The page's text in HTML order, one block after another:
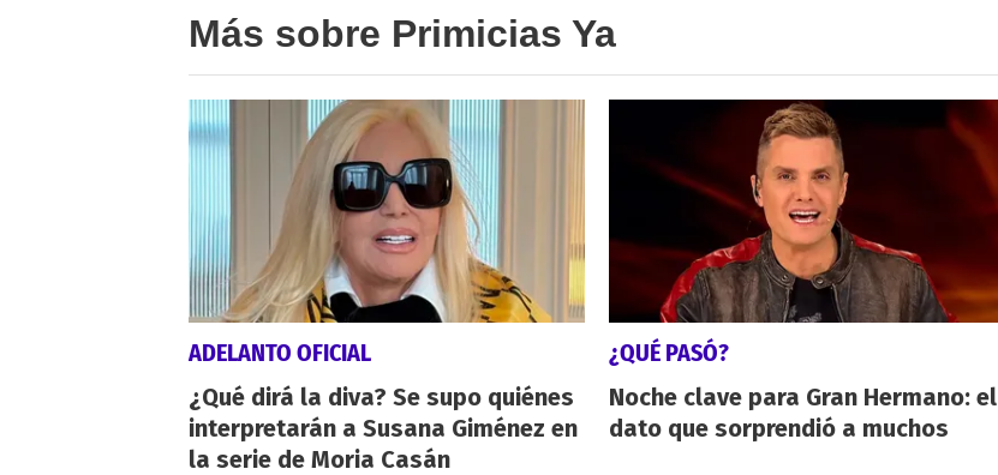
Más sobre Primicias Ya
ADELANTO OFICIAL
¿Qué dirá la diva? Se supo quiénes
interpretarán a Susana Giménez en
la serie de Moria Casán
¿QUÉ PASÓ?
Noche clave para Gran Hermano: el
dato que sorprendió a muchos